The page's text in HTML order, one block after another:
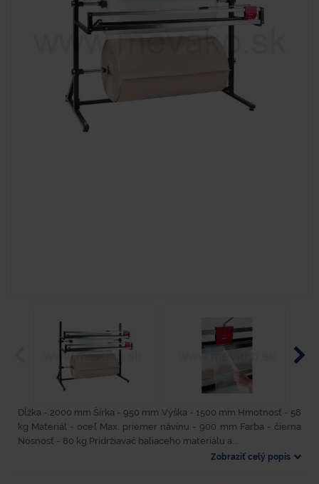
Dĺžka - 2000 mm Šírka - 950 mm Výška - 1500 mm Hmotnosť - 58
kg Materiál - oceľ Max. priemer návinu - 900 mm Farba - čierna
Nosnosť - 80 kg Pridržiavač baliaceho materiálu a...
Zobraziť celý popis